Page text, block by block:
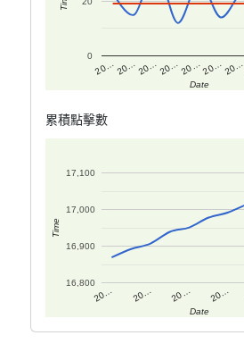
20…20…20…20…20…20…20…
0
Date
累積點擊數
20… 20… 20… 20…
16,800
16,900
17,000
17,100
Date
Time